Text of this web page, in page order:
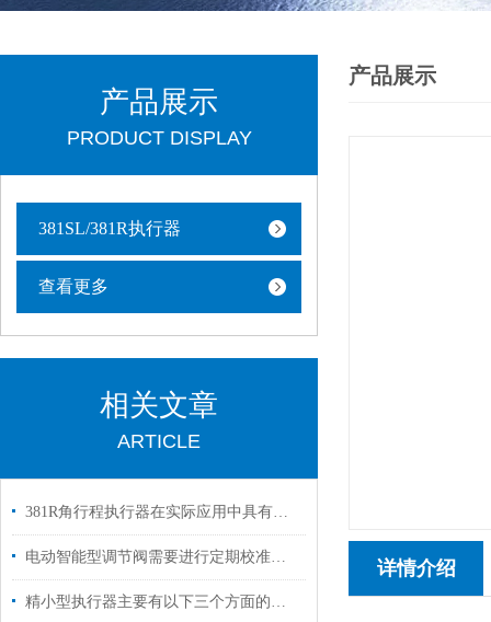
产品展示
PRODUCT DISPLAY
381SL/381R执行器
查看更多
相关文章
ARTICLE
381R角行程执行器在实际应用中具有重要的意义
电动智能型调节阀需要进行定期校准和调试
精小型执行器主要有以下三个方面的特点
产品展示
详情介绍